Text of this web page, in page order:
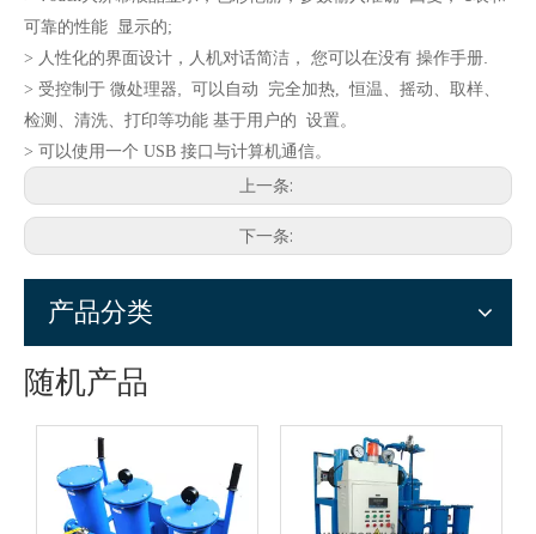
可靠的性能 显示的;
> 人性化的界面设计，人机对话简洁， 您可以在没有 操作手册
> 受控制于 微处理器 可以自动 完全加热, 恒温、摇动、取样、
检测、清洗、打印等功能 基于用户的 设置。
> 可以使用一个 USB 接口与计算机通信。
上一条:
下一条:
产品分类
随机产品